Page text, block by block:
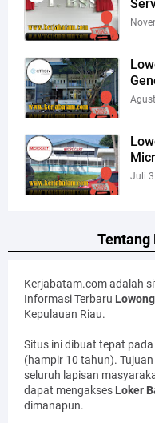
Juli
Tentang
Kerjabatam.com adalah
Informasi Terbaru
Kepulauan Riau.
Situs ini dibuat tepat
(hampir 10 tahun).
seluruh lapisan
dapat mengakses Loker
dimanapun.